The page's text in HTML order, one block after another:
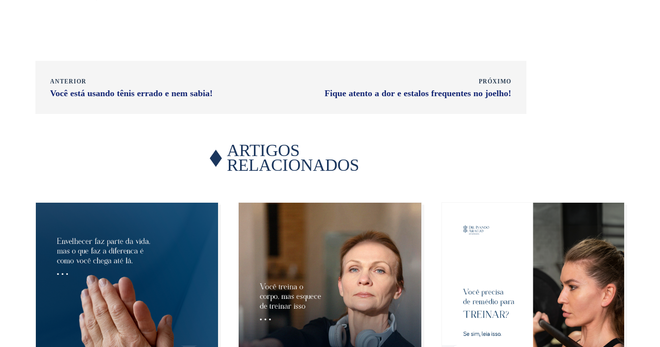
ANTERIOR
Você está usando tênis errado e nem sabia!
PRÓXIMO
Fique atento a dor e estalos frequentes no joelho!
ARTIGOS
RELACIONADOS